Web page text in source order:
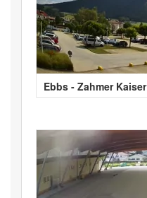
Ebbs - Zahmer Kaiser